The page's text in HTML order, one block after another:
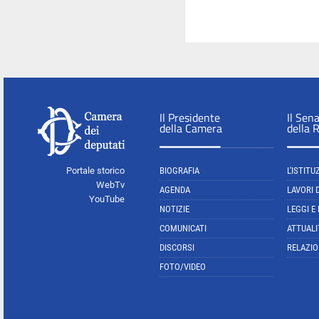
Portale storico
WebTv
YouTube
Il Presidente
della Camera
BIOGRAFIA
AGENDA
NOTIZIE
COMUNICATI
DISCORSI
FOTO/VIDEO
Il
della
LAVORI
LEGGI E